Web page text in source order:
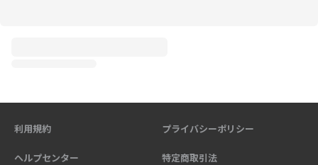
利用規約 プライバシーポリシー
ヘルプセンター 特定商取引法